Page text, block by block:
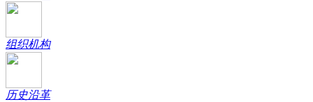
组织机构
历史沿革